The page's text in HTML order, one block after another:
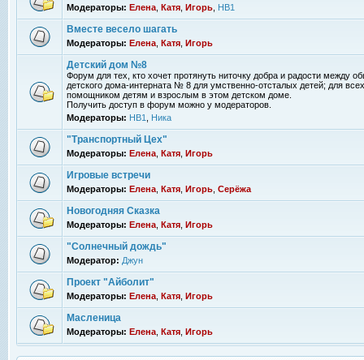
Модераторы: Елена Катя Игорь НВ1
Вместе весело шагать
Модераторы: Елена Катя Игорь
Детский дом №8
Форум для тех, кто хочет протянуть ниточку добра и радости между
детского дома-интерната № 8 для умственно-отсталых детей; для
помощником детям и взрослым в этом детском доме.
Получить доступ в форум можно у модераторов.
Модераторы: НВ1 Ника
"Транспортный Цех"
Модераторы: Елена Катя Игорь
Игровые встречи
Модераторы: Елена Катя Игорь Серёжа
Новогодняя Сказка
Модераторы: Елена Катя Игорь
"Солнечный дождь"
Модератор: Джун
Проект "Айболит"
Модераторы: Елена Катя Игорь
Масленица
Модераторы: Елена Катя Игорь